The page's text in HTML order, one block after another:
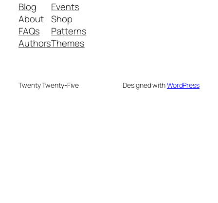
Blog
About
FAQs
Authors
Events
Shop
Patterns
Themes
Twenty Twenty-Five Designed withWordPress